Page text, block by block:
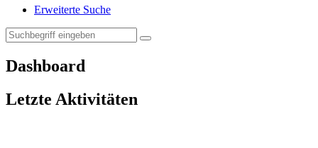
Erweiterte Suche
Dashboard
Letzte Aktivitäten